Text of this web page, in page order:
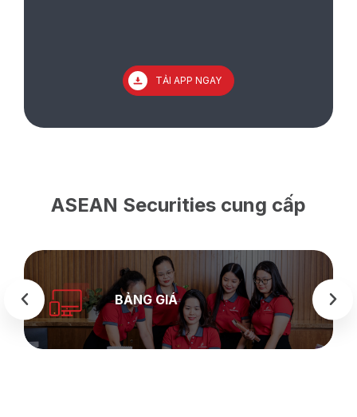
TẢI APP NGAY
ASEAN Securities cung cấp
BẢNG GIÁ